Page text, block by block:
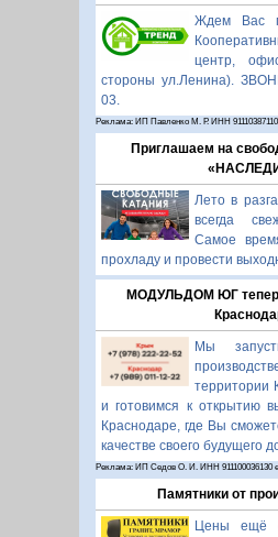
Ждем Вас
центр,
стороны ул.Ленина).
03.
Реклама: ИП Павленко М. Р. ИНН
Приглашаем на
Лето в
всегда
Самое
прохладу и провести
МОДУЛЬДОМ ЮГ
Мы
территории
и готовимся к открытию
Краснодаре, где Вы
качестве своего будущего
Реклама: ИП Седов О. И. ИНН 911100036130
Памятники от
Цены ещё